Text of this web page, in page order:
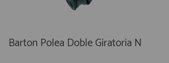
Barton Polea Doble Giratoria N